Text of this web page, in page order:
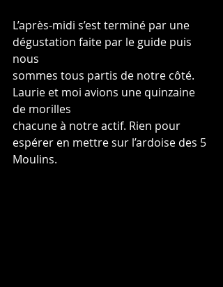
L’après-midi s’est terminé par une
dégustation faite par le guide puis
nous
sommes tous partis de notre côté.
Laurie et moi avions une quinzaine
de morilles
chacune à notre actif. Rien pour
espérer en mettre sur l’ardoise des 5
Moulins.